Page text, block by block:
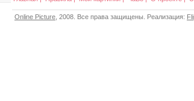
Online Picture , 2008. Все права защищены. Реализация: